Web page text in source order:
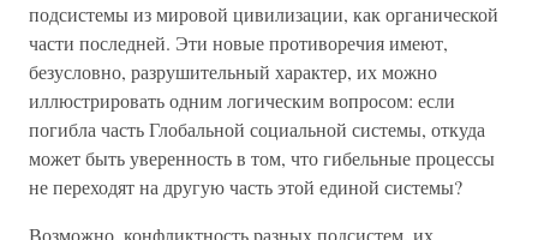
подсистемы из мировой цивилизации, как органической
части последней. Эти новые противоречия имеют,
безусловно, разрушительный характер, их можно
иллюстрировать одним логическим вопросом: если
погибла часть Глобальной социальной системы, откуда
может быть уверенность в том, что гибельные процессы
не переходят на другую часть этой единой системы?
Возможно, конфликтность разных подсистем, их